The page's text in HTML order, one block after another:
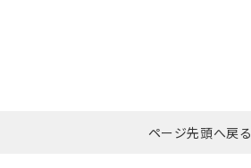
ページ先頭へ戻る